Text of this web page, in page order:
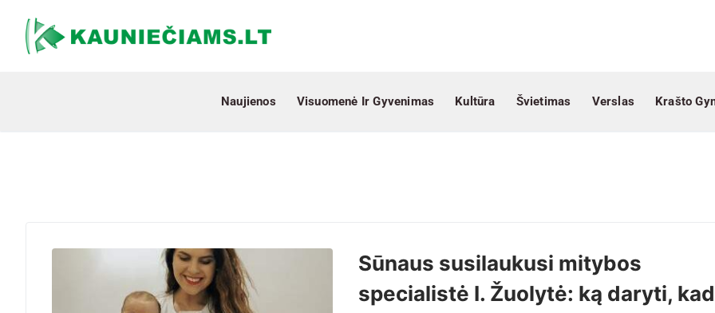
Naujienos Visuomenė Ir Gyvenimas Kultūra Švietimas Verslas Krašto
Sūnaus susilaukusi mitybos
specialistė I. Žuolytė: ką daryti, kad